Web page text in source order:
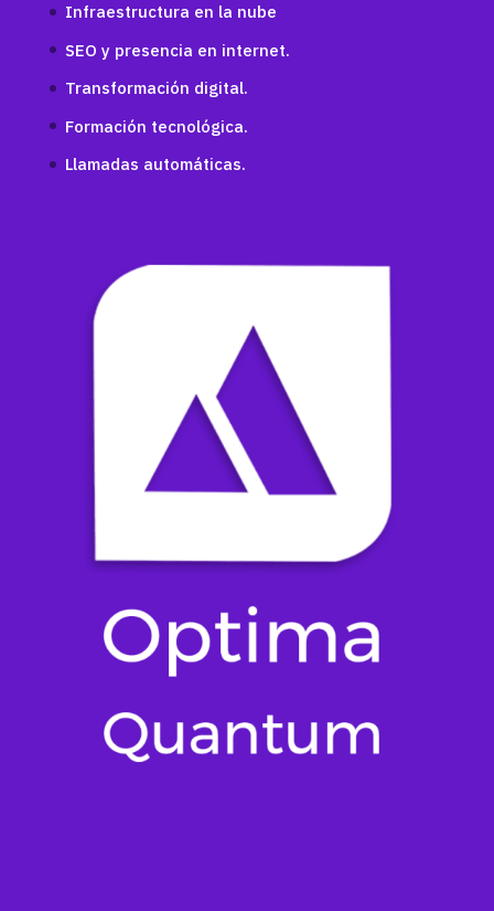
Infraestructura en la nube
SEO y presencia en internet.
Transformación digital.
Formación tecnológica.
Llamadas automáticas.